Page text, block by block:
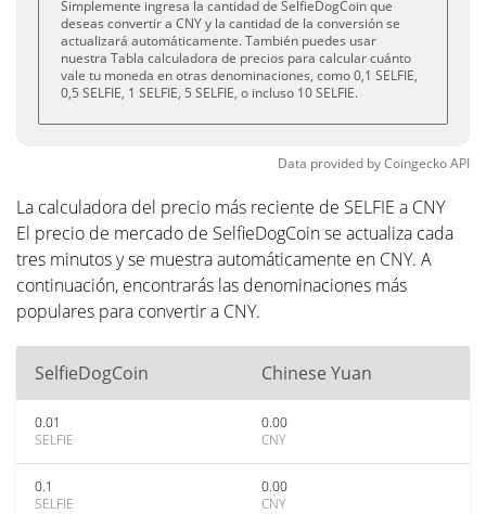
Simplemente ingresa la cantidad de SelfieDogCoin que
deseas convertir a CNY y la cantidad de la conversión se
actualizará automáticamente. También puedes usar
nuestra Tabla calculadora de precios para calcular cuánto
vale tu moneda en otras denominaciones, como 0,1 SELFIE,
0,5 SELFIE, 1 SELFIE, 5 SELFIE, o incluso 10 SELFIE.
Data provided byCoingeckoAPI
La calculadora del precio más reciente de SELFIE a CNY
El precio de mercado de SelfieDogCoin se actualiza cada
tres minutos y se muestra automáticamente en CNY. A
continuación, encontrarás las denominaciones más
populares para convertir a CNY.
SelfieDogCoin Chinese Yuan
0.01
SELFIE
0.00
CNY
0.1
SELFIE
0.00
CNY